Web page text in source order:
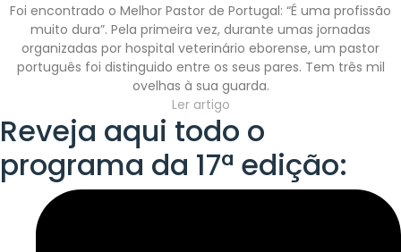
Foi encontrado o Melhor Pastor de Portugal: “É uma profissão
muito dura”. Pela primeira vez, durante umas jornadas
organizadas por hospital veterinário eborense, um pastor
português foi distinguido entre os seus pares. Tem três mil
ovelhas à sua guarda.
Ler artigo
Reveja aqui todo o
programa da 17ª edição: